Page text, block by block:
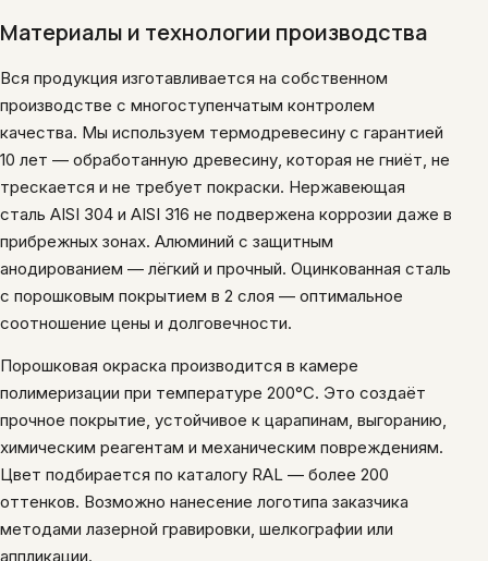
Материалы и технологии производства
Вся продукция изготавливается на собственном
производстве с многоступенчатым контролем
качества. Мы используем термодревесину с гарантией
10 лет — обработанную древесину, которая не гниёт, не
трескается и не требует покраски. Нержавеющая
сталь AISI 304 и AISI 316 не подвержена коррозии даже в
прибрежных зонах. Алюминий с защитным
анодированием — лёгкий и прочный. Оцинкованная сталь
с порошковым покрытием в 2 слоя — оптимальное
соотношение цены и долговечности.
Порошковая окраска производится в камере
полимеризации при температуре 200°C. Это создаёт
прочное покрытие, устойчивое к царапинам, выгоранию,
химическим реагентам и механическим повреждениям.
Цвет подбирается по каталогу RAL — более 200
оттенков. Возможно нанесение логотипа заказчика
методами лазерной гравировки, шелкографии или
аппликации.